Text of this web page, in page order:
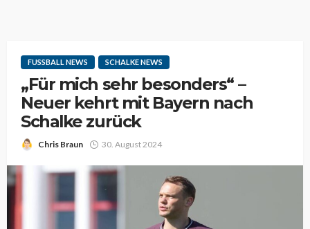
FUSSBALL NEWS SCHALKE NEWS
„Für mich sehr besonders“ –
Neuer kehrt mit Bayern nach
Schalke zurück
Chris Braun 30. August 2024